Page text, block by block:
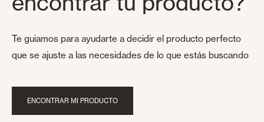
Te guiamos para ayudarte a decidir el producto perfecto
que se ajuste a las necesidades de lo que estás buscando
ENCONTRAR MI PRODUCTO